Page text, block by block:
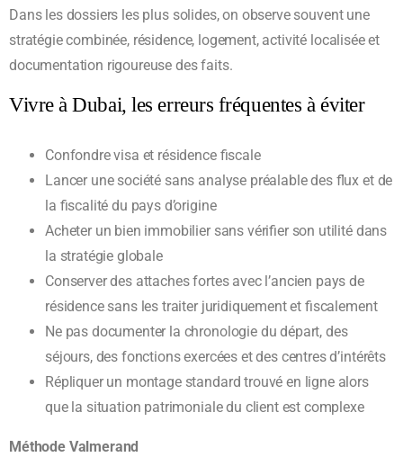
Dans les dossiers les plus solides, on observe souvent une
stratégie combinée, résidence, logement, activité localisée et
documentation rigoureuse des faits.
Vivre à Dubai, les erreurs fréquentes à éviter
Confondre visa et résidence fiscale
Lancer une société sans analyse préalable des flux et de
la fiscalité du pays d’origine
Acheter un bien immobilier sans vérifier son utilité dans
la stratégie globale
Conserver des attaches fortes avec l’ancien pays de
résidence sans les traiter juridiquement et fiscalement
Ne pas documenter la chronologie du départ, des
séjours, des fonctions exercées et des centres d’intérêts
Répliquer un montage standard trouvé en ligne alors
que la situation patrimoniale du client est complexe
Méthode Valmerand